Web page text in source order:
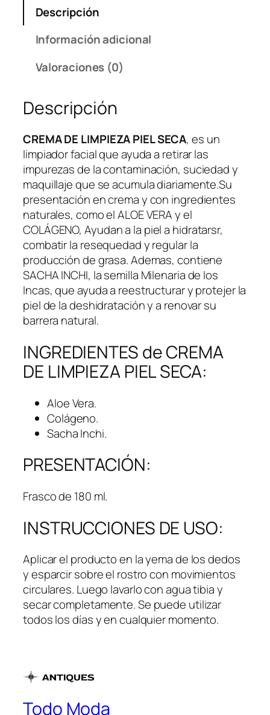
Descripción
Información adicional
Valoraciones (0)
Descripción
CREMA DE LIMPIEZA PIEL SECA, es un
limpiador facial que ayuda a retirar las
impurezas de la contaminación, suciedad y
maquillaje que se acumula diariamente.Su
presentación en crema y con ingredientes
naturales, como el ALOE VERA y el
COLÁGENO, Ayudan a la piel a hidratarsr,
combatir la resequedad y regular la
producción de grasa. Ademas, contiene
SACHA INCHI, la semilla Milenaria de los
Incas, que ayuda a reestructurar y protejer la
piel de la deshidratación y a renovar su
barrera natural.
INGREDIENTES de CREMA
DE LIMPIEZA PIEL SECA:
Aloe Vera.
Colágeno.
Sacha Inchi.
PRESENTACIÓN:
Frasco de 180 ml.
INSTRUCCIONES DE USO:
Aplicar el producto en la yema de los dedos
y esparcir sobre el rostro con movimientos
circulares. Luego lavarlo con agua tibia y
secar completamente. Se puede utilizar
todos los días y en cualquier momento.
Todo Moda